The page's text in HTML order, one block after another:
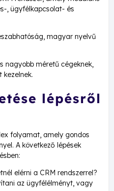
, ügyfélkapcsolat- és
magyar nyelvű
nagyobb méretű cégeknek,
lépésről
folyamat, amely gondos
A következő lépések
elérni a CRM rendszerrel?
az ügyfélélményt, vagy